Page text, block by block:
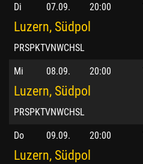
Di 07.09. 20:00
Luzern, Südpol
PRSPKTVNWCHSL
Mi 08.09. 20:00
Luzern, Südpol
PRSPKTVNWCHSL
Do 09.09. 20:00
Luzern, Südpol